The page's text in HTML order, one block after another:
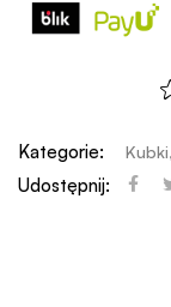
Kategorie: Kubki,
Udostępnij: